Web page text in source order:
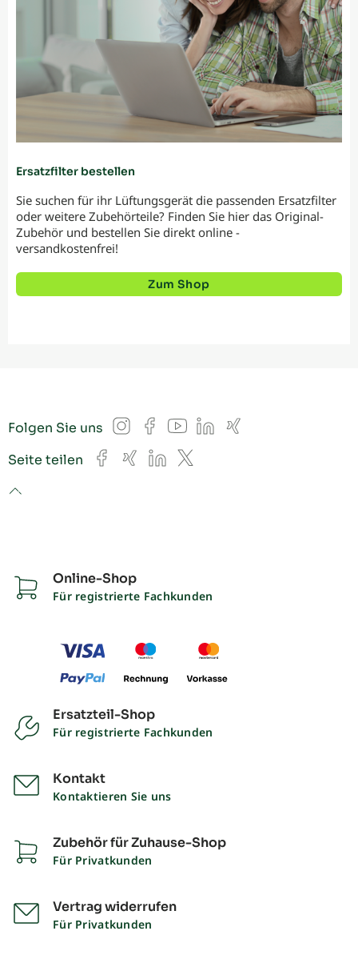
Ersatzfilter bestellen
Sie suchen für ihr Lüftungsgerät die passenden Ersatzfilter
oder weitere Zubehörteile? Finden Sie hier das Original-
Zubehör und bestellen Sie direkt online -
versandkostenfrei!
Zum Shop
Folgen Sie uns Instagram
Facebook
YouTube
LinkedIn
Xing
Seite teilen Facebook
XingLinkedIn
X
to top
Online-Shop
Für registrierte Fachkunden
Ersatzteil-Shop
Für registrierte Fachkunden
Kontakt
Kontaktieren Sie uns
Zubehör für Zuhause-Shop
Für Privatkunden
Vertrag widerrufen
Für Privatkunden